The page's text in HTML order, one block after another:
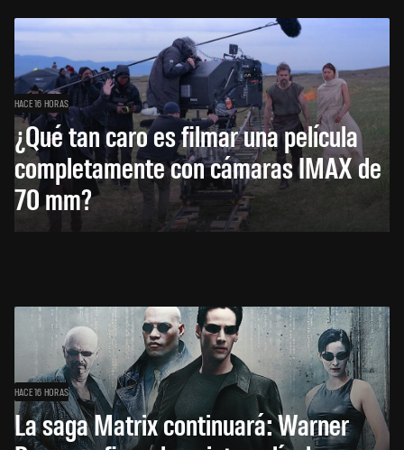
HACE 16 HORAS
¿Qué tan caro es filmar una película
completamente con cámaras IMAX de
70 mm?
HACE 16 HORAS
La saga Matrix continuará: Warner